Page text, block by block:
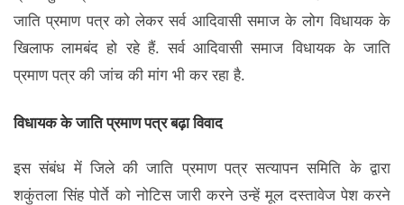
जाति प्रमाण पत्र को लेकर सर्व आदिवासी समाज के लोग विधायक के
खिलाफ लामबंद हो रहे हैं. सर्व आदिवासी समाज विधायक के जाति
प्रमाण पत्र की जांच की मांग भी कर रहा है.
विधायक के जाति प्रमाण पत्र बढ़ा विवाद
इस संबंध में जिले की जाति प्रमाण पत्र सत्यापन समिति के द्वारा
शकुंतला सिंह पोर्ते को नोटिस जारी करने उन्हें मूल दस्तावेज पेश करने